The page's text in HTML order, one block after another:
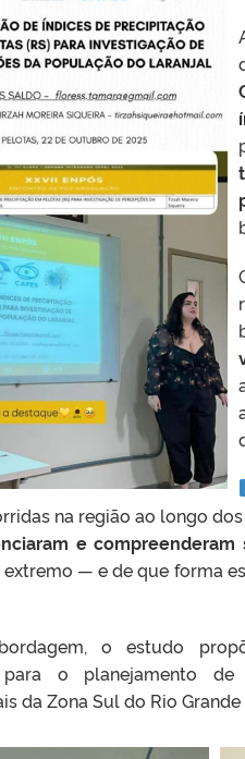
na região ao longo
e
— e de que forma
o estudo
para o planejamento
da Zona Sul do Rio Grande